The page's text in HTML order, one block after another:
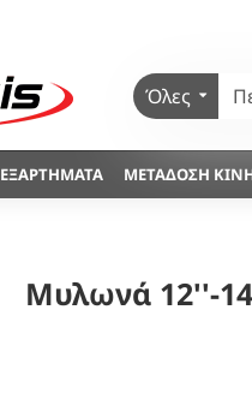
Όλες
ΕΞΑΡΤΉΜΑΤΑ ΜΕΤΆΔΟΣΗ
Μυλωνά 12''-